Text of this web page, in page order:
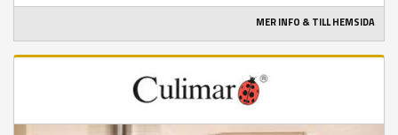
MER INFO & TILL HEMSIDA